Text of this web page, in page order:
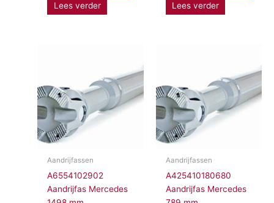
Lees verder Lees verder
Aandrijfassen
A6554102902
Aandrijfas Mercedes
Aandrijfassen
A425410180680
Aandrijfas Mercedes